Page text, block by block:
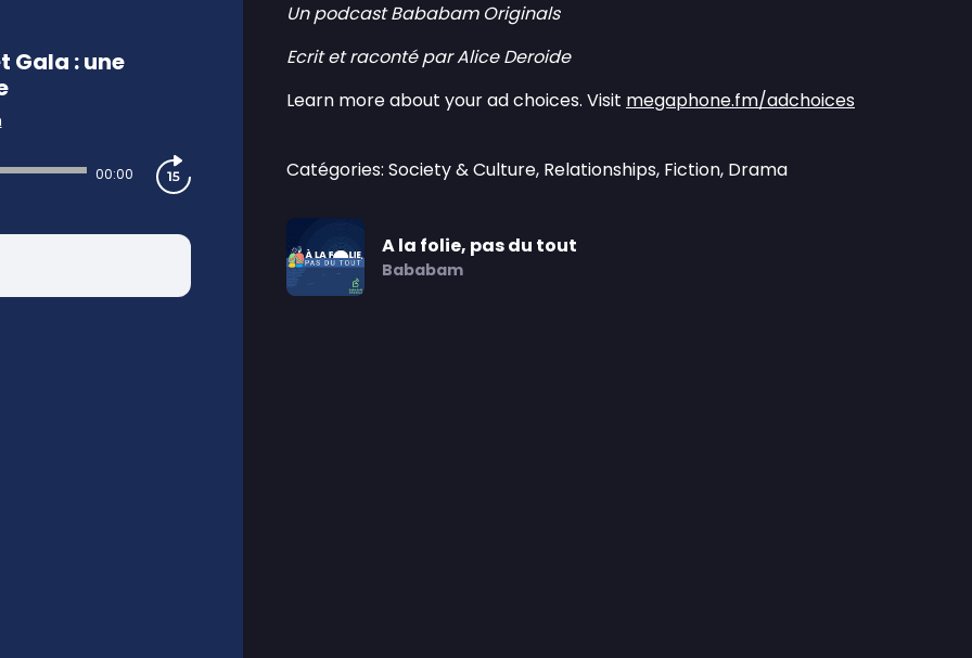
Gala : une
00:00
Un podcast Bababam Originals
Ecrit et raconté par Alice Deroide
Learn more about your ad choices. Visit megaphone.fm/adchoices
Catégories: Society & Culture, Relationships, Fiction, Drama
A la folie, pas du tout
Bababam